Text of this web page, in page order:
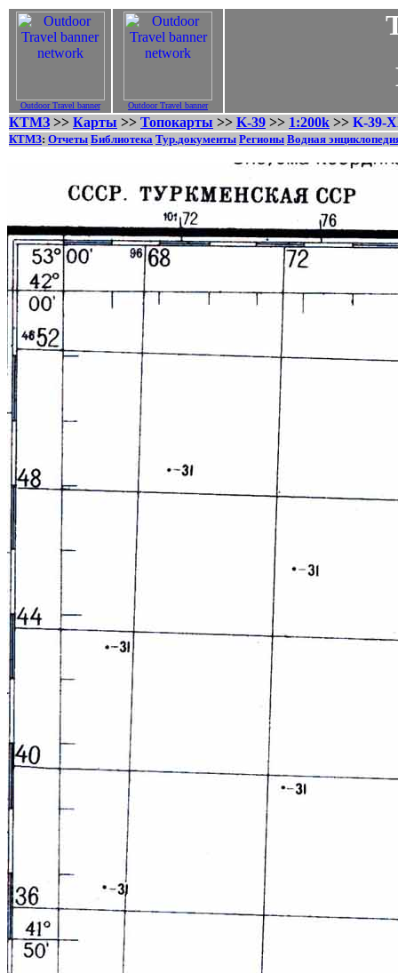
Outdoor Travel banner Outdoor Travel banner
КТМЗ >> Карты >> Топокарты >> K-39 >> 1:200k >> K-39-
КТМЗ: Отчеты Библиотека Тур.документы Регионы Водная